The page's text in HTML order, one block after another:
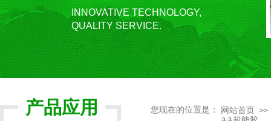
INNOVATIVE TECHNOLOGY,
QUALITY SERVICE.
产品应用 您现在的位置是： 网站首页 >>